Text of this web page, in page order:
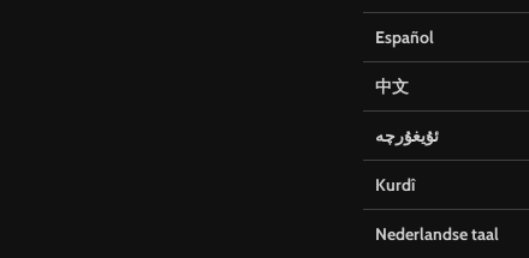
Español
中文
ئۇيغۇرچە
Kurdî
Nederlandse taal